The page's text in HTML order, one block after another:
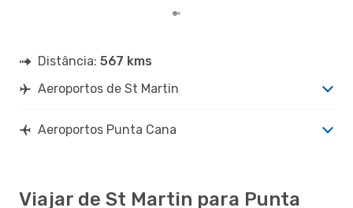
Distância: 567 kms
Aeroportos de St Martin
Aeroportos Punta Cana
Viajar de St Martin para Punta